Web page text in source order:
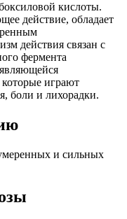
кислоты.
действие, обладает
действия связан с
фермента
играют
боли и лихорадки.
и сильных